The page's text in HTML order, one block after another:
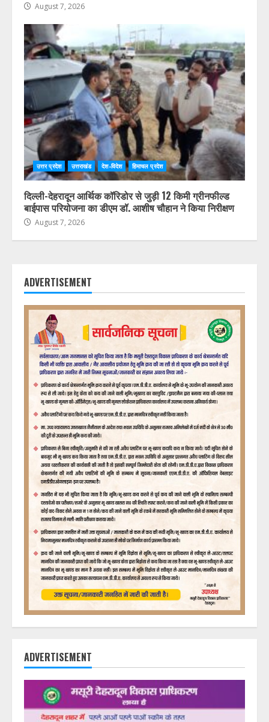
August 7, 2026
उत्तर प्रदेश उत्तराखंड देश-विदेश हिमाचल प्रदेश
दिल्ली-देहरादून आर्थिक कॉरिडोर से जुड़ी 12 किमी ग्रीनफील्ड
बाईपास परियोजना का डीएम डॉ. आशीष चौहान ने किया निरीक्षण
August 7, 2026
ADVERTISEMENT
ADVERTISEMENT